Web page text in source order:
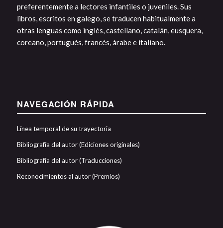
preferentemente a lectores infantiles o juveniles. Sus
libros, escritos en galego, se traducen habitualmente a
otras lenguas como inglés, castellano, catalán, eusquera,
coreano, portugués, francés, árabe e italiano.
NAVEGACIÓN RÁPIDA
Línea temporal de su trayectoria
Bibliografía del autor (Ediciones originales)
Bibliografía del autor (Traducciones)
Reconocimientos al autor (Premios)